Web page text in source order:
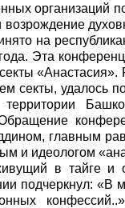
организаций
на
Эта
секты, удалось
Обращение
главным
и идеологом
в тайге и
подчеркнул: «В